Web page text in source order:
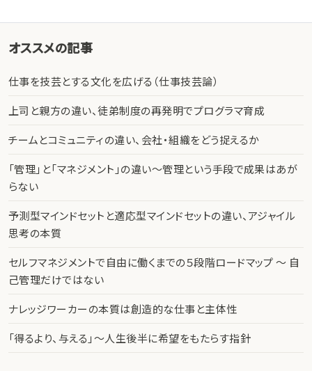
オススメの記事
仕事を技芸とする文化を広げる（仕事技芸論）
上司と親方の違い、徒弟制度の再発明でプログラマ育成
チームとコミュニティの違い、会社・組織をどう捉えるか
「管理」と「マネジメント」の違い〜管理という手段で成果はあが
らない
予測型マインドセットと適応型マインドセットの違い、アジャイル
思考の本質
セルフマネジメントで自由に働くまでの５段階ロードマップ 〜 自
己管理だけではない
ナレッジワーカーの本質は創造的な仕事と主体性
「得るより、与える」〜人生後半に希望をもたらす指針